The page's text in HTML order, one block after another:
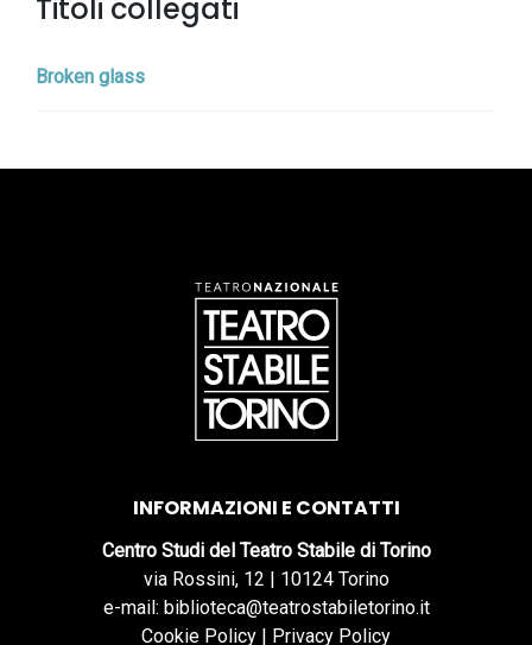
Titoli collegati
Broken glass
INFORMAZIONI E CONTATTI
Centro Studi del Teatro Stabile di Torino
via Rossini, 12 | 10124 Torino
e-mail: biblioteca@teatrostabiletorino.it
Cookie Policy | Privacy Policy